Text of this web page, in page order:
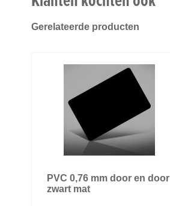
Gerelateerde producten
PVC 0,76 mm door en door
zwart mat